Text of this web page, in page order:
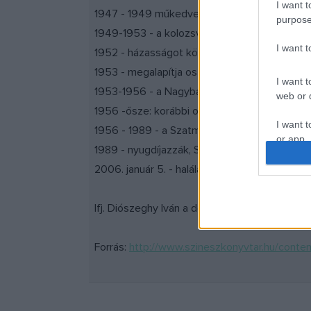
I want
I want
I want
web or
I want
or app.
I want
I want
1947 - 1949 műkedvelő színjátszó
1949-1953 - a kolozsvári Szentgyörgyi
1952 - házasságot köt
1953 - megalapítja osztálytársaival a
1953-1956 - a Nagybányai Színház -
1956 -ősze: korábbi osztálytársakkal
1956 - 1989 - a Szatmári Állami Magyar
1989 - nyugdíjazzák, Szatmáron él
2006. január 5. - halála
Ifj. Diószeghy Iván a debreceni Csokonai
Forrás: http://www.szineszkonyvtar.hu/